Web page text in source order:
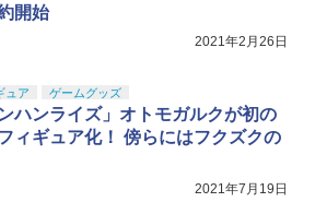
開始
2021年2月26日
ュア ゲームグッズ
ンハンライズ」オトモガルクが初の
ィギュア化！ 傍らにはフクズクの
2021年7月19日